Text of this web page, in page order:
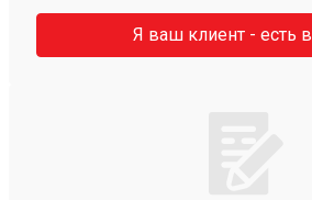
Я ваш клиент - есть